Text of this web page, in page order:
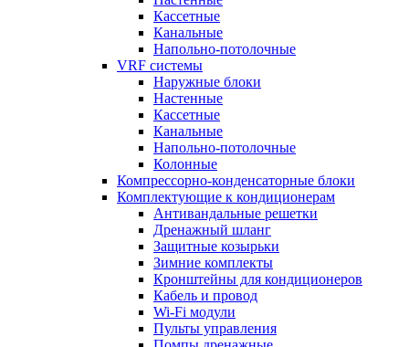
Кассетные
Канальные
Напольно-потолочные
VRF системы
Наружные блоки
Настенные
Кассетные
Канальные
Напольно-потолочные
Колонные
Компрессорно-конденсаторные блоки
Комплектующие к кондиционерам
Антивандальные решетки
Дренажный шланг
Защитные козырьки
Зимние комплекты
Кронштейны для кондиционеров
Кабель и провод
Wi-Fi модули
Пульты управления